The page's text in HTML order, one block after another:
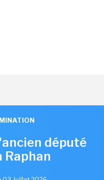
député
Raphan